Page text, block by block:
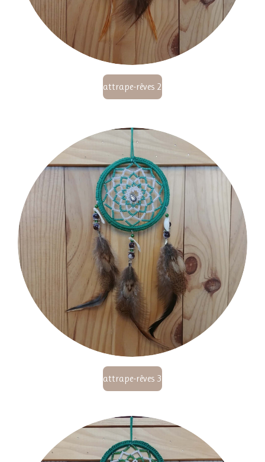
attrape-rêves 2
attrape-rêves 3